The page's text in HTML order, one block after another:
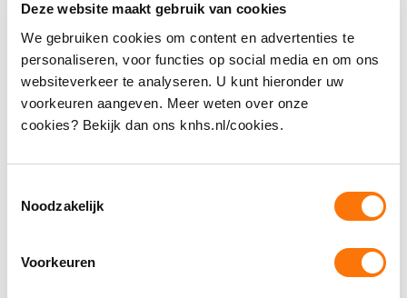
Deze website maakt gebruik van cookies
We gebruiken cookies om content en advertenties te
personaliseren, voor functies op social media en om ons
websiteverkeer te analyseren. U kunt hieronder uw
voorkeuren aangeven. Meer weten over onze
cookies? Bekijk dan ons knhs.nl/cookies.
Noodzakelijk
Voorkeuren
Lees hierover meer in ons inclusiviteitsbeleid.
Gerelateerde
Helpcenter-
artikelen
Wie is de vertrouwenspersoon van de KNHS?
Tot wie kan ik mijn wenden bij ongewenst gedrag